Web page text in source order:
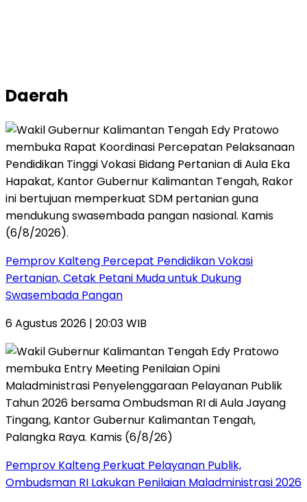
Daerah
Pemprov Kalteng Percepat Pendidikan Vokasi
Pertanian, Cetak Petani Muda untuk Dukung
Swasembada Pangan
6 Agustus 2026 | 20:03 WIB
Pemprov Kalteng Perkuat Pelayanan Publik,
Ombudsman RI Lakukan Penilaian Maladministrasi 2026